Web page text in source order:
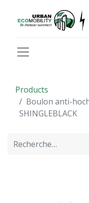
Products
Boulon anti-
SHINGLEBLACK